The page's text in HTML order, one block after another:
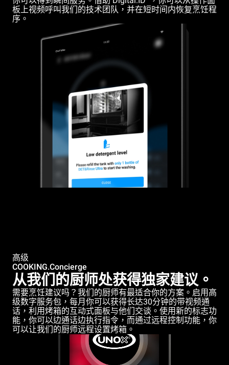
板上视频呼叫我们的技术团队，并在短时间内恢复烹饪程
序。
高级
COOKING.Concierge
从我们的厨师处获得独家建议。
需要烹饪建议吗？我们的厨师有最适合你的方案。启用高
级数字服务包，每月你可以获得长达30分钟的带视频通
话，利用烤箱的互动式面板与他们交谈。使用新的标志功
能，你可以边通话边执行指令，而通过远程控制功能，你
可以让我们的厨师远程设置烤箱。